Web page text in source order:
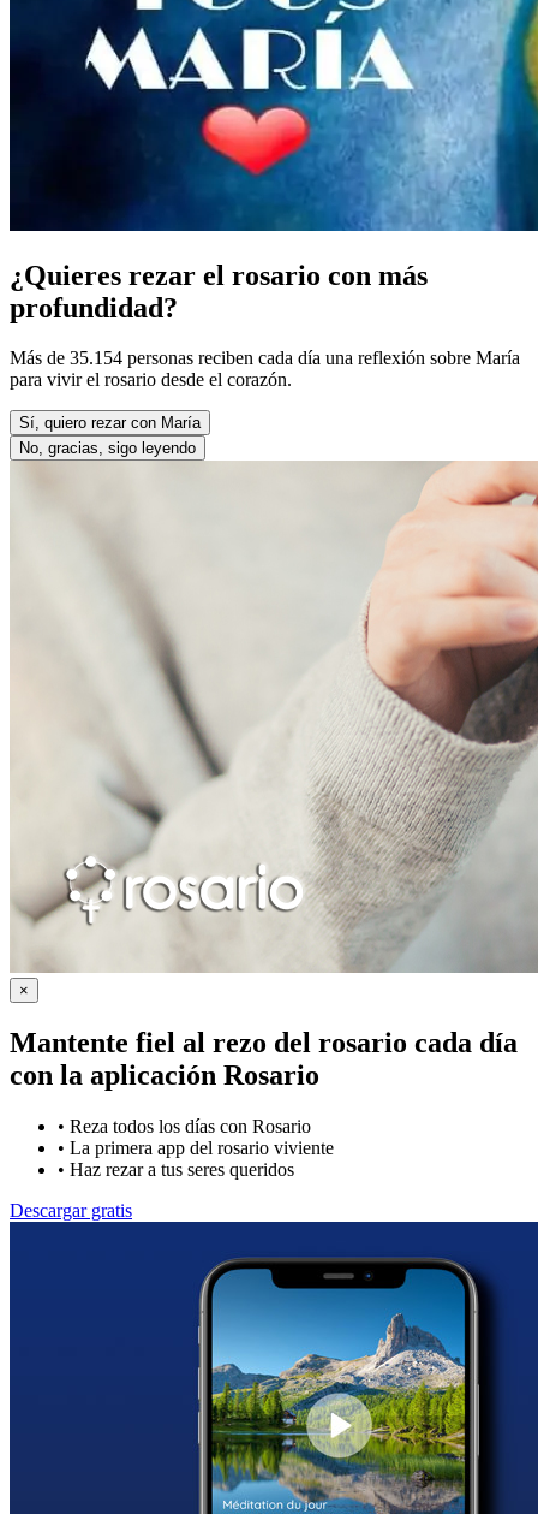
¿Quieres rezar el rosario con más
profundidad?
Más de 35.154 personas reciben cada día una reflexión sobre María
para vivir el rosario desde el corazón.
Sí, quiero rezar con María
No, gracias, sigo leyendo
×
Mantente fiel al rezo del rosario cada día
con la aplicación Rosario
• Reza todos los días con Rosario
• La primera app del rosario viviente
• Haz rezar a tus seres queridos
Descargar gratis